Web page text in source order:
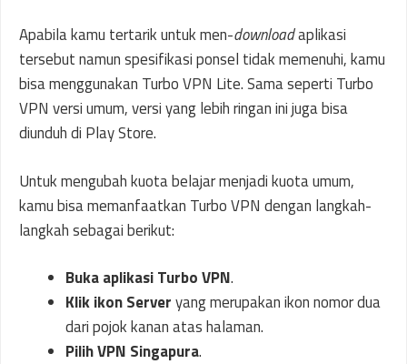
Apabila kamu tertarik untuk men-downloadaplikasi
tersebut namun spesifikasi ponsel tidak memenuhi, kamu
bisa menggunakan Turbo VPN Lite. Sama seperti Turbo
VPN versi umum, versi yang lebih ringan ini juga bisa
diunduh di Play Store.
Untuk mengubah kuota belajar menjadi kuota umum,
kamu bisa memanfaatkan Turbo VPN dengan langkah-
langkah sebagai berikut:
Buka aplikasi Turbo VPN.
Klik ikon Serveryang merupakan ikon nomor dua
dari pojok kanan atas halaman.
Pilih VPN Singapura.